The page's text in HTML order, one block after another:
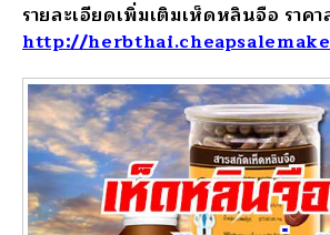
รายละเอียดเพิ่มเติมเห็ดหลินจือ ราคา
http://